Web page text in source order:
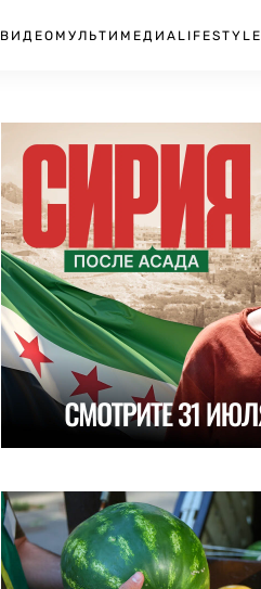
ВИДЕО МУЛЬТИМЕДИА LIFESTYLE